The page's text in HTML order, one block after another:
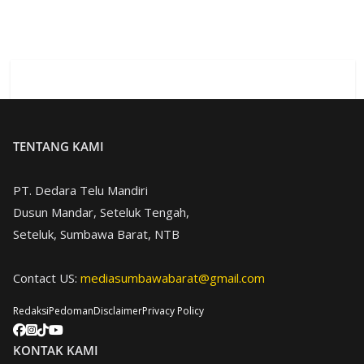
TENTANG KAMI
PT. Dedara Telu Mandiri
Dusun Mandar, Seteluk Tengah,
Seteluk, Sumbawa Barat, NTB
Contact US: mediasumbawabarat@gmail.com
RedaksiPedomanDisclaimerPrivacy Policy
KONTAK KAMI